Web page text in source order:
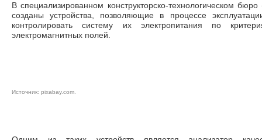
В специализированном конструкторско-технологическом
созданы устройства, позволяющие в процессе
контролировать систему их электропитания по
электромагнитных полей.
Источник: pixabay.com.